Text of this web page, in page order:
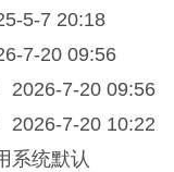
5-7 20:18
7-20 09:56
2026-7-20 09:56
2026-7-20 10:22
系统默认